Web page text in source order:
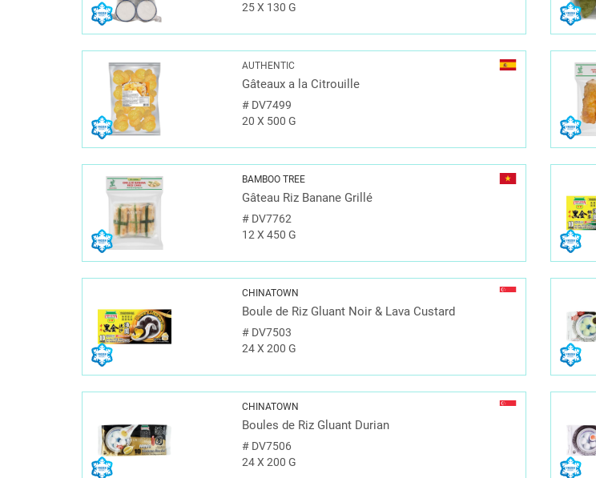
25 X 130 G
AUTHENTIC
Gâteaux a la Citrouille
# DV7499
20 X 500 G
BAMBOO TREE
Gâteau Riz Banane Grillé
# DV7762
12 X 450 G
CHINATOWN
Boule de Riz Gluant Noir & Lava Custard
# DV7503
24 X 200 G
CHINATOWN
Boules de Riz Gluant Durian
# DV7506
24 X 200 G